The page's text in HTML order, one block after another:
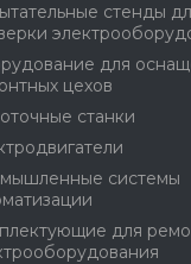
стенды
для
цехов
станки
системы
для